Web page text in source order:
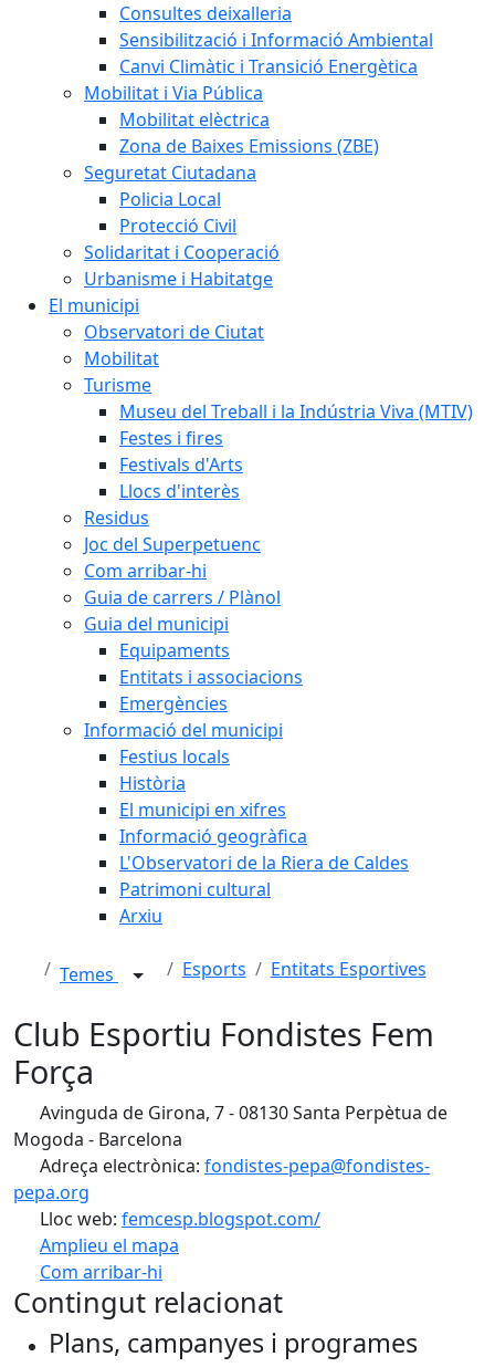
Consultes deixalleria
Sensibilització i Informació Ambiental
Canvi Climàtic i Transició Energètica
Mobilitat i Via Pública
Mobilitat elèctrica
Zona de Baixes Emissions (ZBE)
Seguretat Ciutadana
Policia Local
Protecció Civil
Solidaritat i Cooperació
Urbanisme i Habitatge
El municipi
Observatori de Ciutat
Mobilitat
Turisme
Museu del Treball i la Indústria Viva (MTIV)
Festes i fires
Festivals d'Arts
Llocs d'interès
Residus
Joc del Superpetuenc
Com arribar-hi
Guia de carrers / Plànol
Guia del municipi
Equipaments
Entitats i associacions
Emergències
Informació del municipi
Festius locals
Història
El municipi en xifres
Informació geogràfica
L'Observatori de la Riera de Caldes
Patrimoni cultural
Arxiu
Temes Esports Entitats Esportives
Club Esportiu Fondistes Fem
Força
Avinguda de Girona, 7 - 08130 Santa Perpètua de
Mogoda - Barcelona
Adreça electrònica: fondistes-pepa@fondistes-
pepa.org
Lloc web: femcesp.blogspot.com/
Amplieu el mapa
Com arribar-hi
+
Contingut relacionat
Plans, campanyes i programes